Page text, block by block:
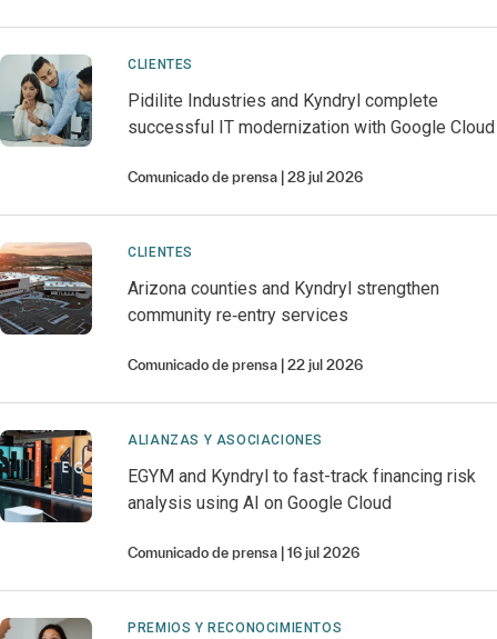
CLIENTES
Pidilite Industries and Kyndryl complete
successful IT modernization with Google Cloud
Comunicado de prensa 28 jul 2026
CLIENTES
Arizona counties and Kyndryl strengthen
community re‑entry services
Comunicado de prensa 22 jul 2026
ALIANZAS Y ASOCIACIONES
EGYM and Kyndryl to fast-track financing risk
analysis using AI on Google Cloud
Comunicado de prensa 16 jul 2026
PREMIOS Y RECONOCIMIENTOS